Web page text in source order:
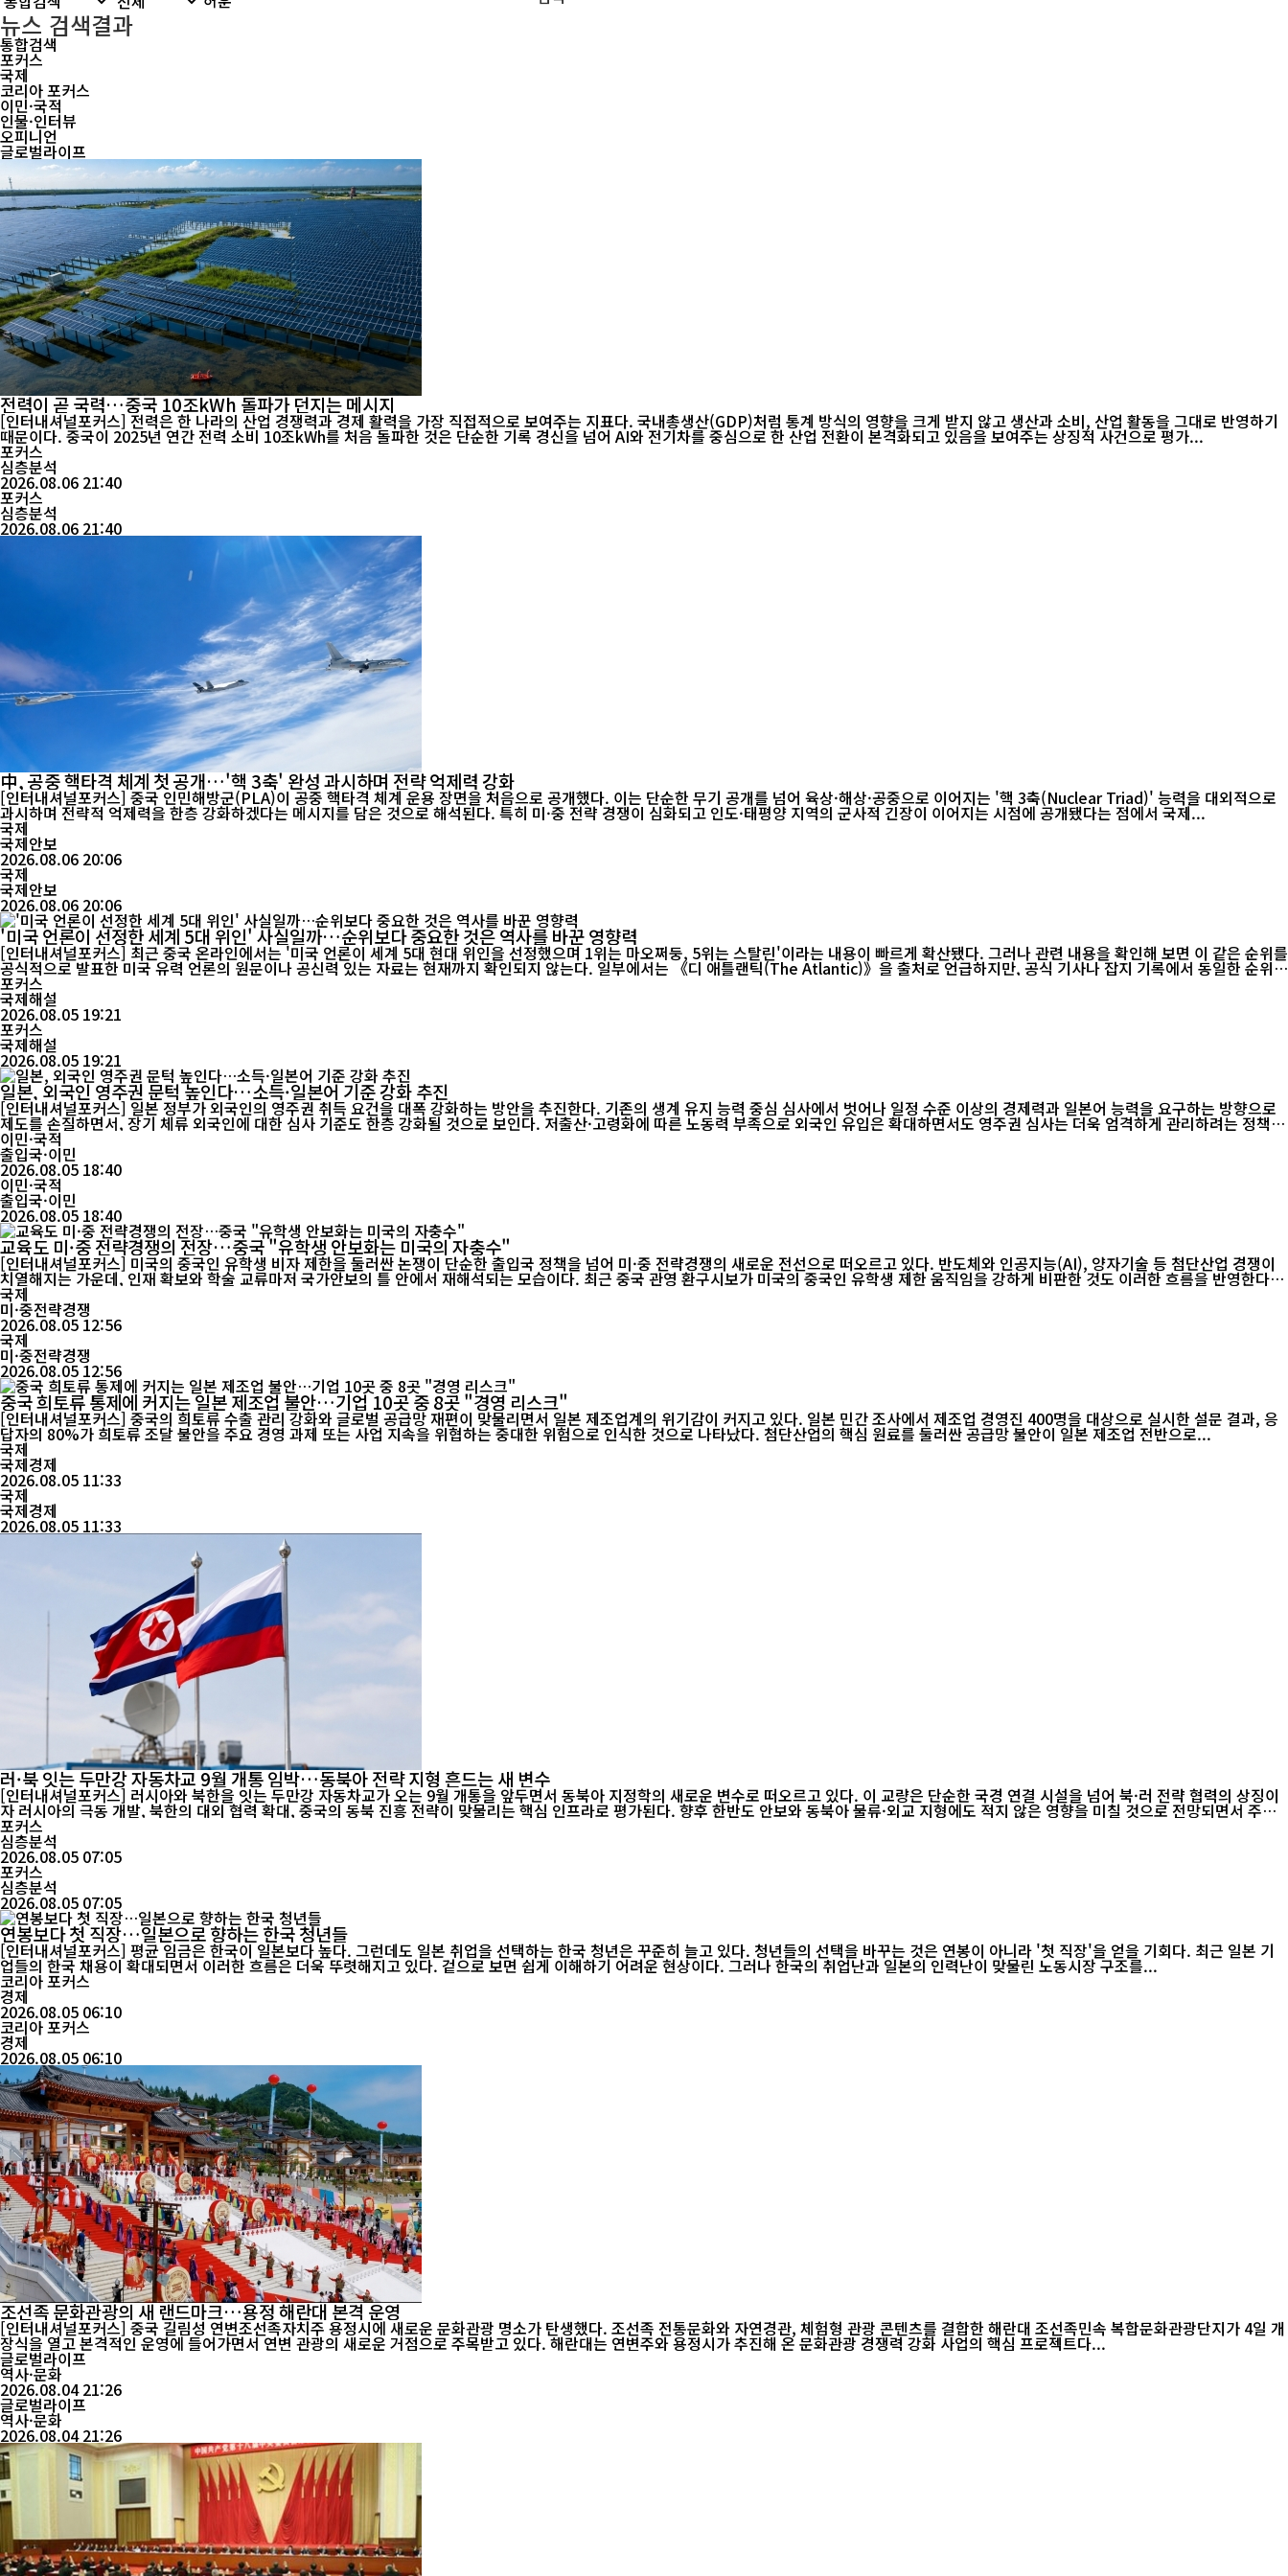
뉴스 검색결과
통합검색
포커스
국제
코리아 포커스
이민·국적
인물·인터뷰
오피니언
글로벌라이프
전력이 곧 국력…중국 10조kWh 돌파가 던지는 메시지
[인터내셔널포커스] 전력은 한 나라의 산업 경쟁력과 경제 활력을 가장 직접적으로 보여주는 지표다. 국내총생산(GDP)처럼 통계 방식의 영향을 크게 받지 않고 생산과 소비, 산업 활동을 그대로 반영하기
때문이다. 중국이 2025년 연간 전력 소비 10조kWh를 처음 돌파한 것은 단순한 기록 경신을 넘어 AI와 전기차를 중심으로 한 산업 전환이 본격화되고 있음을 보여주는 상징적 사건으로 평가...
포커스
심층분석
2026.08.06 21:40
포커스
심층분석
2026.08.06 21:40
中, 공중 핵타격 체계 첫 공개…'핵 3축' 완성 과시하며 전략 억제력 강화
[인터내셔널포커스] 중국 인민해방군(PLA)이 공중 핵타격 체계 운용 장면을 처음으로 공개했다. 이는 단순한 무기 공개를 넘어 육상·해상·공중으로 이어지는 '핵 3축(Nuclear Triad)' 능력을 대외적으로
과시하며 전략적 억제력을 한층 강화하겠다는 메시지를 담은 것으로 해석된다. 특히 미·중 전략 경쟁이 심화되고 인도·태평양 지역의 군사적 긴장이 이어지는 시점에 공개됐다는 점에서 국제...
국제
국제안보
2026.08.06 20:06
국제
국제안보
2026.08.06 20:06
'미국 언론이 선정한 세계 5대 위인' 사실일까…순위보다 중요한 것은 역사를 바꾼 영향력
[인터내셔널포커스] 최근 중국 온라인에서는 '미국 언론이 세계 5대 현대 위인을 선정했으며 1위는 마오쩌둥, 5위는 스탈린'이라는 내용이 빠르게 확산됐다. 그러나 관련 내용을 확인해 보면 이 같은 순위를
공식적으로 발표한 미국 유력 언론의 원문이나 공신력 있는 자료는 현재까지 확인되지 않는다. 일부에서는 《디 애틀랜틱(The Atlantic)》을 출처로 언급하지만, 공식 기사나 잡지 기록에서 동일한 순위를
확인하기는 어...
포커스
국제해설
2026.08.05 19:21
포커스
국제해설
2026.08.05 19:21
일본, 외국인 영주권 문턱 높인다…소득·일본어 기준 강화 추진
[인터내셔널포커스] 일본 정부가 외국인의 영주권 취득 요건을 대폭 강화하는 방안을 추진한다. 기존의 생계 유지 능력 중심 심사에서 벗어나 일정 수준 이상의 경제력과 일본어 능력을 요구하는 방향으로
제도를 손질하면서, 장기 체류 외국인에 대한 심사 기준도 한층 강화될 것으로 보인다. 저출산·고령화에 따른 노동력 부족으로 외국인 유입은 확대하면서도 영주권 심사는 더욱 엄격하게 관리하려는 정책
기조가 뚜렷...
이민·국적
출입국·이민
2026.08.05 18:40
이민·국적
출입국·이민
2026.08.05 18:40
교육도 미·중 전략경쟁의 전장…중국 "유학생 안보화는 미국의 자충수"
[인터내셔널포커스] 미국의 중국인 유학생 비자 제한을 둘러싼 논쟁이 단순한 출입국 정책을 넘어 미·중 전략경쟁의 새로운 전선으로 떠오르고 있다. 반도체와 인공지능(AI), 양자기술 등 첨단산업 경쟁이
치열해지는 가운데, 인재 확보와 학술 교류마저 국가안보의 틀 안에서 재해석되는 모습이다. 최근 중국 관영 환구시보가 미국의 중국인 유학생 제한 움직임을 강하게 비판한 것도 이러한 흐름을 반영한다.
환구...
국제
미·중전략경쟁
2026.08.05 12:56
국제
미·중전략경쟁
2026.08.05 12:56
중국 희토류 통제에 커지는 일본 제조업 불안…기업 10곳 중 8곳 "경영 리스크"
[인터내셔널포커스] 중국의 희토류 수출 관리 강화와 글로벌 공급망 재편이 맞물리면서 일본 제조업계의 위기감이 커지고 있다. 일본 민간 조사에서 제조업 경영진 400명을 대상으로 실시한 설문 결과, 응
답자의 80%가 희토류 조달 불안을 주요 경영 과제 또는 사업 지속을 위협하는 중대한 위험으로 인식한 것으로 나타났다. 첨단산업의 핵심 원료를 둘러싼 공급망 불안이 일본 제조업 전반으로...
국제
국제경제
2026.08.05 11:33
국제
국제경제
2026.08.05 11:33
러·북 잇는 두만강 자동차교 9월 개통 임박…동북아 전략 지형 흔드는 새 변수
[인터내셔널포커스] 러시아와 북한을 잇는 두만강 자동차교가 오는 9월 개통을 앞두면서 동북아 지정학의 새로운 변수로 떠오르고 있다. 이 교량은 단순한 국경 연결 시설을 넘어 북·러 전략 협력의 상징이
자 러시아의 극동 개발, 북한의 대외 협력 확대, 중국의 동북 진흥 전략이 맞물리는 핵심 인프라로 평가된다. 향후 한반도 안보와 동북아 물류·외교 지형에도 적지 않은 영향을 미칠 것으로 전망되면서 주변
국...
포커스
심층분석
2026.08.05 07:05
포커스
심층분석
2026.08.05 07:05
연봉보다 첫 직장…일본으로 향하는 한국 청년들
[인터내셔널포커스] 평균 임금은 한국이 일본보다 높다. 그런데도 일본 취업을 선택하는 한국 청년은 꾸준히 늘고 있다. 청년들의 선택을 바꾸는 것은 연봉이 아니라 '첫 직장'을 얻을 기회다. 최근 일본 기
업들의 한국 채용이 확대되면서 이러한 흐름은 더욱 뚜렷해지고 있다. 겉으로 보면 쉽게 이해하기 어려운 현상이다. 그러나 한국의 취업난과 일본의 인력난이 맞물린 노동시장 구조를...
코리아 포커스
경제
2026.08.05 06:10
코리아 포커스
경제
2026.08.05 06:10
조선족 문화관광의 새 랜드마크…용정 해란대 본격 운영
[인터내셔널포커스] 중국 길림성 연변조선족자치주 용정시에 새로운 문화관광 명소가 탄생했다. 조선족 전통문화와 자연경관, 체험형 관광 콘텐츠를 결합한 해란대 조선족민속 복합문화관광단지가 4일 개
장식을 열고 본격적인 운영에 들어가면서 연변 관광의 새로운 거점으로 주목받고 있다. 해란대는 연변주와 용정시가 추진해 온 문화관광 경쟁력 강화 사업의 핵심 프로젝트다...
글로벌라이프
역사·문화
2026.08.04 21:26
글로벌라이프
역사·문화
2026.08.04 21:26